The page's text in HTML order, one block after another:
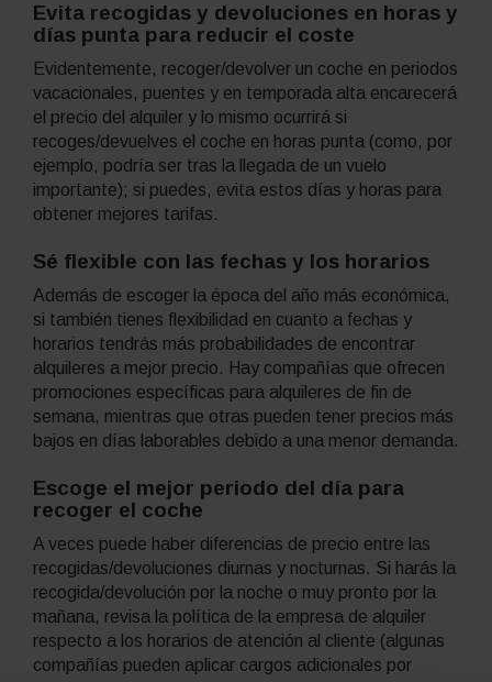
Evita recogidas y devoluciones en horas y
días punta para reducir el coste
Evidentemente, recoger/devolver un coche en periodos
vacacionales, puentes y en temporada alta encarecerá
el precio del alquiler y lo mismo ocurrirá si
recoges/devuelves el coche en horas punta (como, por
ejemplo, podría ser tras la llegada de un vuelo
importante); si puedes, evita estos días y horas para
obtener mejores tarifas.
Sé flexible con las fechas y los horarios
Además de escoger la época del año más económica,
si también tienes flexibilidad en cuanto a fechas y
horarios tendrás más probabilidades de encontrar
alquileres a mejor precio. Hay compañías que ofrecen
promociones específicas para alquileres de fin de
semana, mientras que otras pueden tener precios más
bajos en días laborables debido a una menor demanda.
Escoge el mejor periodo del día para
recoger el coche
A veces puede haber diferencias de precio entre las
recogidas/devoluciones diurnas y nocturnas. Si harás la
recogida/devolución por la noche o muy pronto por la
mañana, revisa la política de la empresa de alquiler
respecto a los horarios de atención al cliente (algunas
compañías pueden aplicar cargos adicionales por